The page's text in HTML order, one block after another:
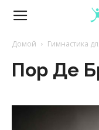
Книга
Домой Гимнастика
Пор Де